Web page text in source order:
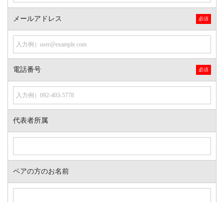
メールアドレス
電話番号
代表者所属
ペアの方のお名前